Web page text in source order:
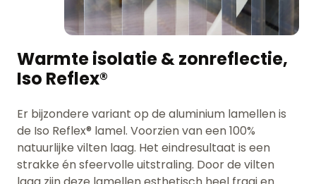
Warmte isolatie & zonreflectie,
Iso Reflex®
Er bijzondere variant op de aluminium lamellen is
de Iso Reflex® lamel. Voorzien van een 100%
natuurlijke vilten laag. Het eindresultaat is een
strakke én sfeervolle uitstraling. Door de vilten